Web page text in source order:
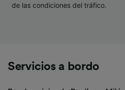
de las condiciones del tráfico.
Servicios a bordo